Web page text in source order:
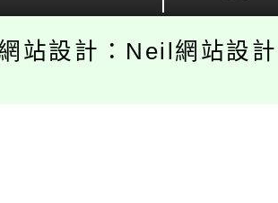
站設計：Neil網站設